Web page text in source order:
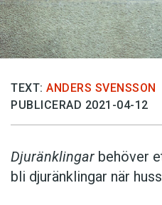
TEXT: ANDERS SVENSSON
PUBLICERAD 2021-04-12
Djuränklingar behöver
bli djuränklingar när